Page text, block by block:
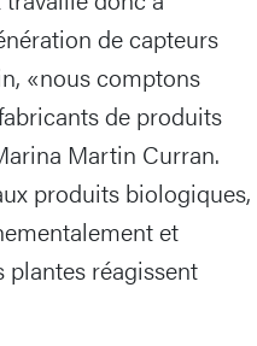
de capteurs
«nous comptons
de produits
Martin Curran.
produits biologiques,
et
réagissent